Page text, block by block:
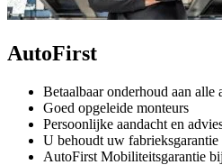
AutoFirst
Betaalbaar onderhoud aan alle
Goed opgeleide monteurs
Persoonlijke aandacht en
U behoudt uw fabrieksgarantie
AutoFirst Mobiliteitsgarantie